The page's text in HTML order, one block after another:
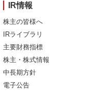
IR情報
株主の皆様へ
IRライブラリ
主要財務指標
株主・株式情報
中長期方針
電子公告